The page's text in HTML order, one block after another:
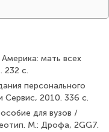
мать всех
232 с.
персонального
Сервис, 2010. 336 с.
для вузов /
М.: Дрофа, 2GG7.